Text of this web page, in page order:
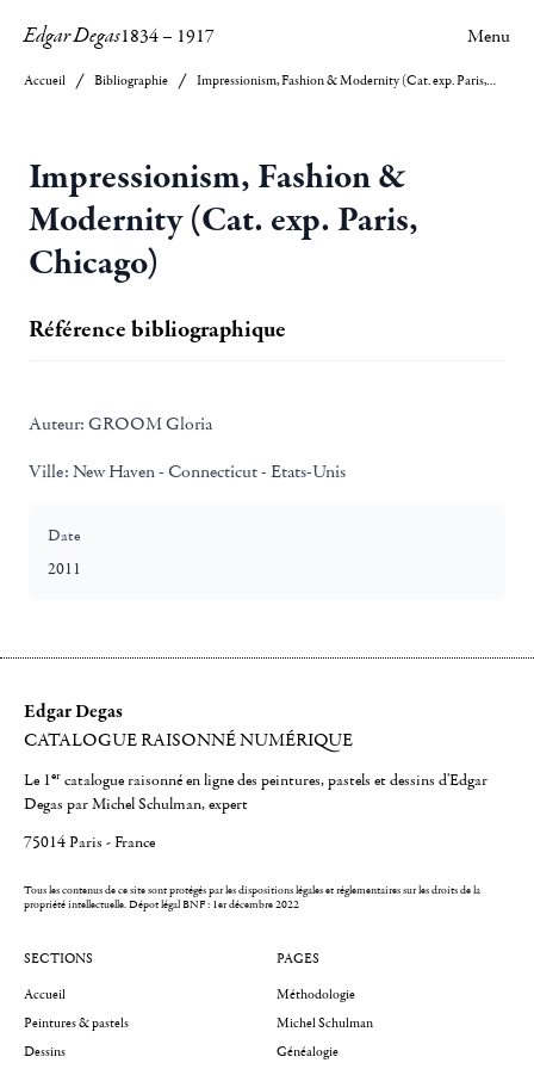
Edgar Degas1834– 1917 Menu
Accueil Bibliographie Impressionism, Fashion & Modernity (Cat. exp. Paris, Chicago)
Impressionism, Fashion &
Modernity (Cat. exp. Paris,
Chicago)
Référence bibliographique
Auteur: GROOM Gloria
Ville: New Haven - Connecticut - Etats-Unis
Date
2011
Edgar Degas
CATALOGUE RAISONNÉ NUMÉRIQUE
Le 1er catalogue raisonné en ligne des peintures, pastels et dessins d'Edgar
Degas par Michel Schulman, expert
75014 Paris - France
Tous les contenus de ce site sont protégés par les dispositions légales et réglementaires sur les droits de la
propriété intellectuelle.Dépot légal BNF : 1er décembre 2022
SECTIONS
Accueil
Peintures & pastels
Dessins
PAGES
Méthodologie
Michel Schulman
Généalogie